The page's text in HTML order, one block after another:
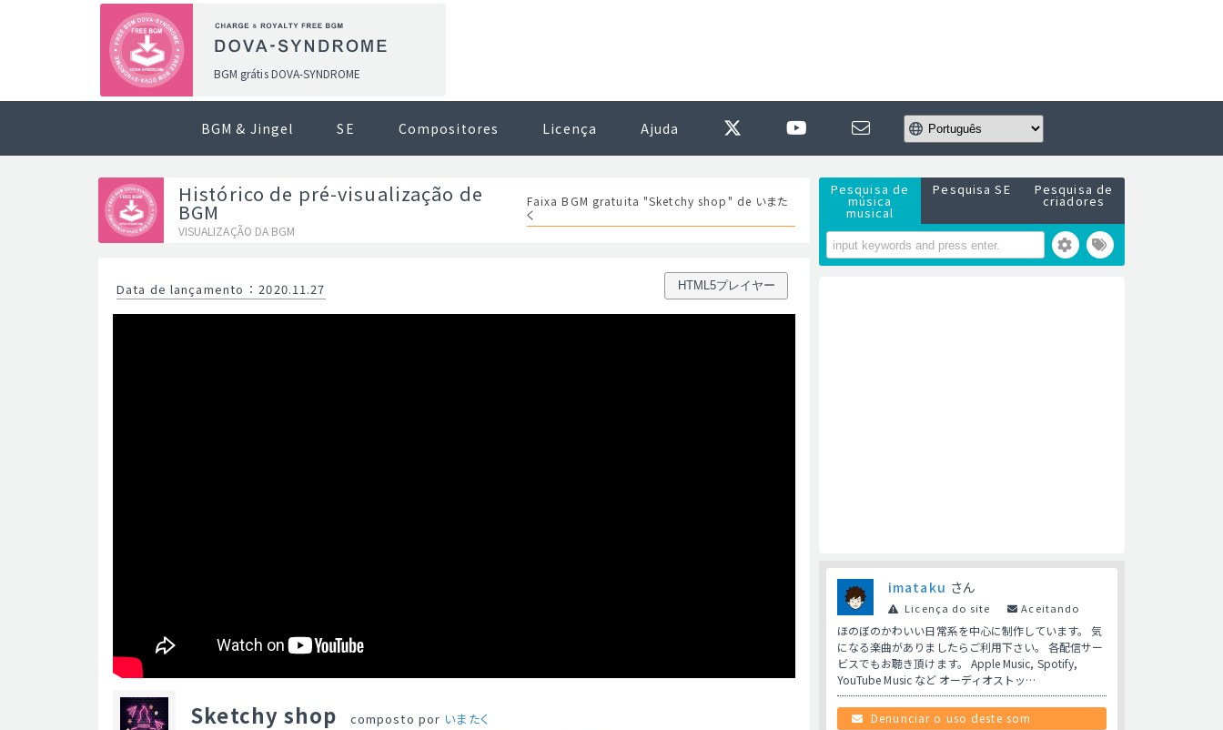
BGM grátis DOVA-SYNDROME
BGM & Jingel SE Compositores Licença Ajuda
Histórico de pré-visualização de
BGM
VISUALIZAÇÃO DA BGM
Faixa BGM gratuita "Sketchy shop" de いまた
く
Data de lançamento ： 2020.11.27 HTML5プレイヤー
Sketchy shop composto por いまたく
Pesquisa de
música
musical
Pesquisa SE Pesquisa de
criadores
imataku さん
Licença do site Aceitando
ほのぼのかわいい日常系を中心に制作しています。 気
になる楽曲がありましたらご利用下さい。 各配信サー
ビスでもお聴き頂けます。 Apple Music, Spotify,
YouTube Music など オーディオストッ…
Denunciar o uso deste som